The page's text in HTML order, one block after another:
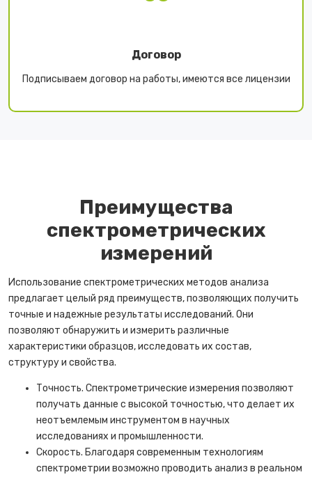
Договор
Подписываем договор на работы, имеются все лицензии
Преимущества
спектрометрических
измерений
Использование спектрометрических методов анализа
предлагает целый ряд преимуществ, позволяющих получить
точные и надежные результаты исследований. Они
позволяют обнаружить и измерить различные
характеристики образцов, исследовать их состав,
структуру и свойства.
Точность. Спектрометрические измерения позволяют
получать данные с высокой точностью, что делает их
неотъемлемым инструментом в научных
исследованиях и промышленности.
Скорость. Благодаря современным технологиям
спектрометрии возможно проводить анализ в реальном